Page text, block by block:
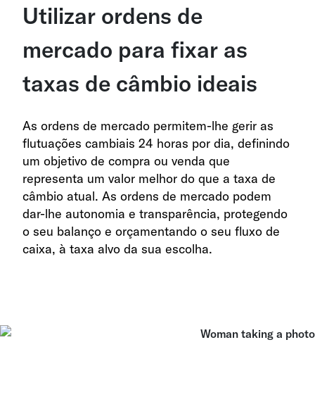
Utilizar ordens de
mercado para fixar as
taxas de câmbio ideais
As ordens de mercado permitem-lhe gerir as
flutuações cambiais 24 horas por dia, definindo
um objetivo de compra ou venda que
representa um valor melhor do que a taxa de
câmbio atual. As ordens de mercado podem
dar-lhe autonomia e transparência, protegendo
o seu balanço e orçamentando o seu fluxo de
caixa, à taxa alvo da sua escolha.